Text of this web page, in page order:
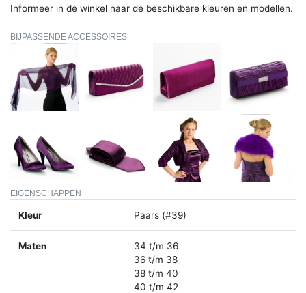
Informeer in de winkel naar de beschikbare kleuren en modellen.
BIJPASSENDE ACCESSOIRES
EIGENSCHAPPEN
Kleur Paars (#39)
Maten
34 t/m 36
36 t/m 38
38 t/m 40
40 t/m 42